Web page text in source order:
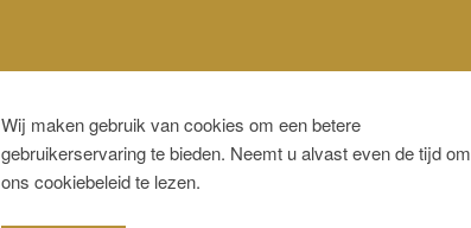
Wij maken gebruik van cookies om een betere
gebruikerservaring te bieden. Neemt u alvast even de tijd om
ons cookiebeleid te lezen.